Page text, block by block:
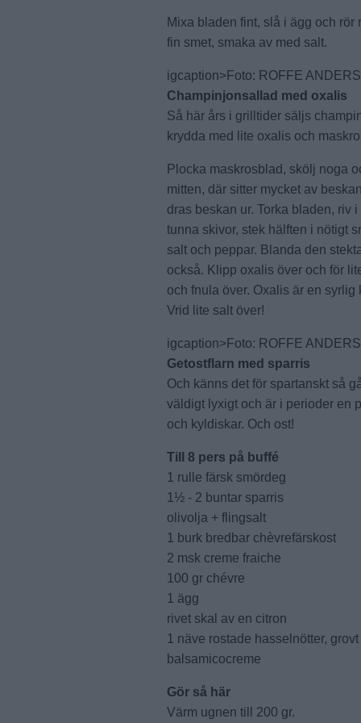
Mixa bladen fint, slå i ägg och
fin smet, smaka av med salt.
igcaption>Foto: ROFFE
Champinjonsallad med oxalis
Så här års i grilltider säljs
krydda med lite oxalis och
Plocka maskrosblad, skölj noga
mitten, där sitter mycket av
dras beskan ur. Torka bladen, riv
tunna skivor, stek hälften i nötigt
salt och peppar. Blanda den
också. Klipp oxalis över och för
och fnula över. Oxalis är en syrlig
Vrid lite salt över!
igcaption>Foto: ROFFE
Getostflarn med sparris
Och känns det för spartanskt så
väldigt lyxigt och är i perioder en
och kyldiskar. Och ost!
Till 8 pers på buffé
1 rulle färsk smördeg
1½ - 2 buntar sparris
olivolja + flingsalt
1 burk bredbar chèvrefärskost
2 msk creme fraiche
100 gr chévre
1 ägg
rivet skal av en citron
1 näve rostade hasselnötter,
balsamicocreme
Gör så här
Värm ugnen till 200 gr.